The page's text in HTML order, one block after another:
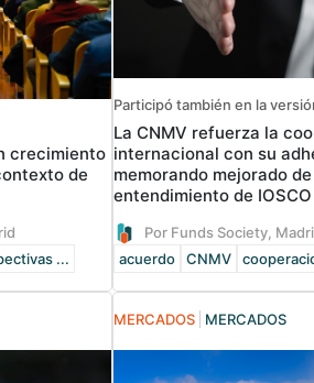
crecimiento
de
...
Participó también en la
La CNMV refuerza la
internacional con su
memorando mejorado de
entendimiento de IOSCO
Por Funds Society,
acuerdo
CNMV
MERCADOS MERCADOS